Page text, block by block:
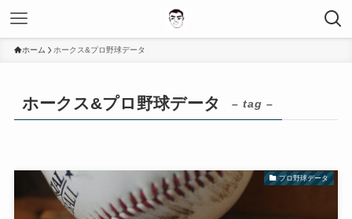
ホーム ホークス&プロ野球データ
ホークス&プロ野球データ – tag –
プロ野球データ